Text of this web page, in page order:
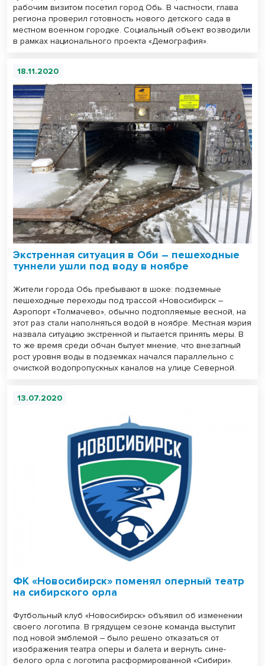
рабочим визитом посетил город Обь. В частности, глава
региона проверил готовность нового детского сада в
местном военном городке. Социальный объект возводили
в рамках национального проекта «Демография».
18.11.2020
Экстренная ситуация в Оби – пешеходные
туннели ушли под воду в ноябре
Жители города Обь пребывают в шоке: подземные
пешеходные переходы под трассой «Новосибирск –
Аэропорт «Толмачево», обычно подтопляемые весной, на
этот раз стали наполняться водой в ноябре. Местная мэрия
назвала ситуацию экстренной и пытается принять меры. В
то же время среди обчан бытует мнение, что внезапный
рост уровня воды в подземках начался параллельно с
очисткой водопропускных каналов на улице Северной.
13.07.2020
ФК «Новосибирск» поменял оперный театр
на сибирского орла
Футбольный клуб «Новосибирск» объявил об изменении
своего логотипа. В грядущем сезоне команда выступит
под новой эмблемой – было решено отказаться от
изображения театра оперы и балета и вернуть сине-
белого орла с логотипа расформированной «Сибири».